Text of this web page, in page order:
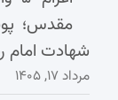
مقدس؛
شهادت امام
مرداد ۱۷, ۱۴۰۵